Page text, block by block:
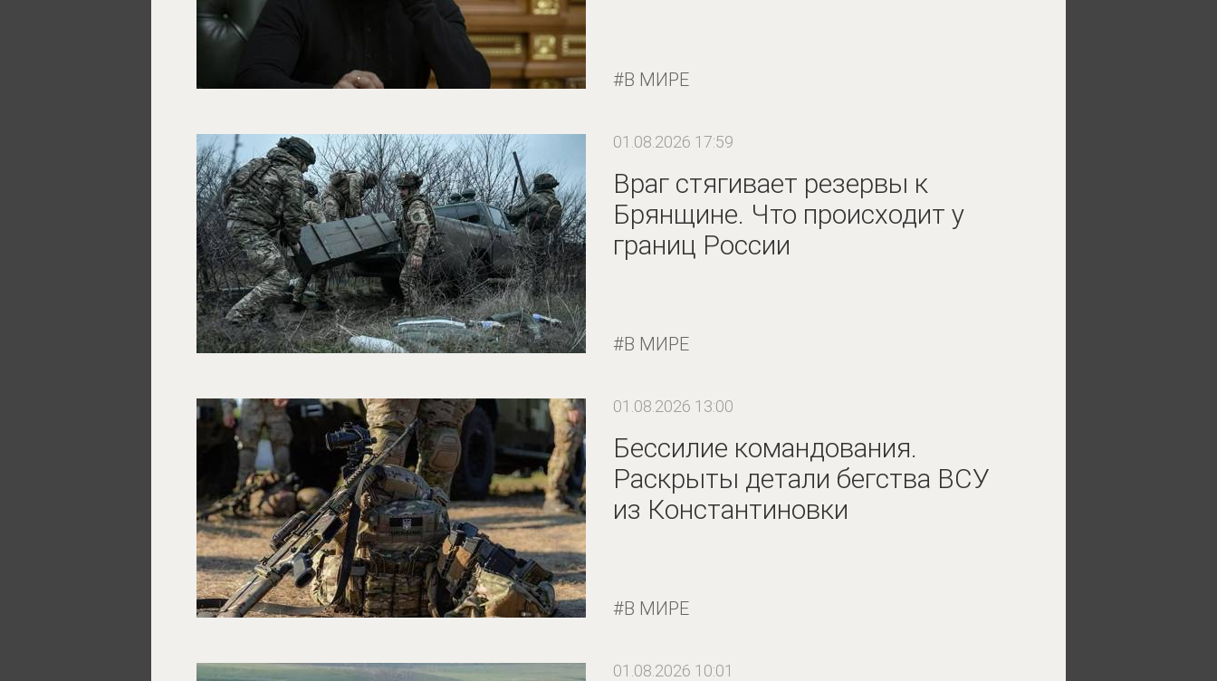
В МИРЕ
01.08.2026 17:59
Враг стягивает резервы к
Брянщине. Что происходит у
границ России
В МИРЕ
01.08.2026 13:00
Бессилие командования.
Раскрыты детали бегства ВСУ
из Константиновки
В МИРЕ
01.08.2026 10:01